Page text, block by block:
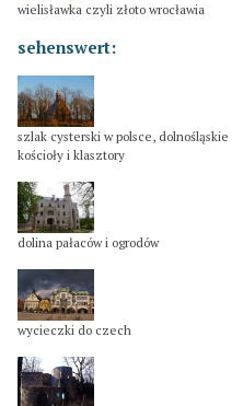
wielisławka czyli złoto wrocławia
sehenswert:
szlak cysterski w polsce, dolnośląskie
kościoły i klasztory
dolina pałaców i ogrodów
wycieczki do czech